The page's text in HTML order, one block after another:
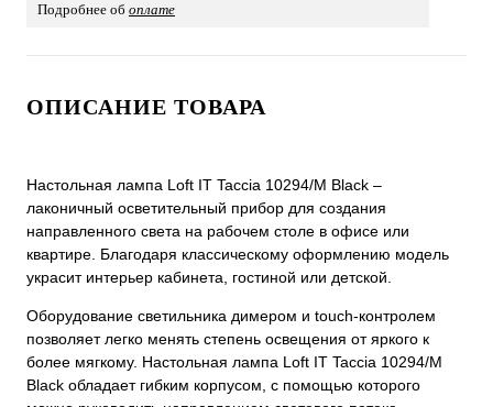
Подробнее об оплате
ОПИСАНИЕ ТОВАРА
Настольная лампа Loft IT Taccia 10294/M Black –
лаконичный осветительный прибор для создания
направленного света на рабочем столе в офисе или
квартире. Благодаря классическому оформлению модель
украсит интерьер кабинета, гостиной или детской.
Оборудование светильника димером и touch-контролем
позволяет легко менять степень освещения от яркого к
более мягкому. Настольная лампа Loft IT Taccia 10294/M
Black обладает гибким корпусом, с помощью которого